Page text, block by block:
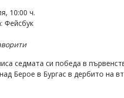
10:00 ч.
Фейсбук
седмата си победа в
Берое в Бургас в дербито на